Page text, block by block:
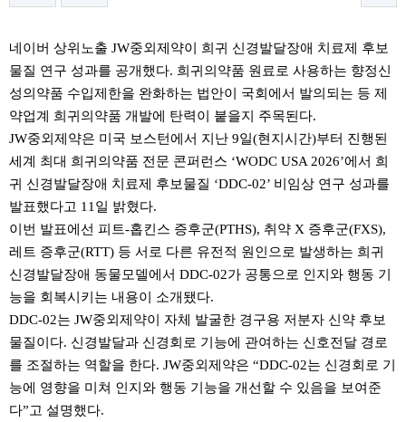
네이버 상위노출 JW중외제약이 희귀 신경발달장애 치료제 후보
물질 연구 성과를 공개했다. 희귀의약품 원료로 사용하는 향정신
성의약품 수입제한을 완화하는 법안이 국회에서 발의되는 등 제
약업계 희귀의약품 개발에 탄력이 붙을지 주목된다.
JW중외제약은 미국 보스턴에서 지난 9일(현지시간)부터 진행된
세계 최대 희귀의약품 전문 콘퍼런스 ‘WODC USA 2026’에서 희
귀 신경발달장애 치료제 후보물질 ‘DDC-02’ 비임상 연구 성과를
발표했다고 11일 밝혔다.
이번 발표에선 피트-홉킨스 증후군(PTHS), 취약 X 증후군(FXS),
레트 증후군(RTT) 등 서로 다른 유전적 원인으로 발생하는 희귀
신경발달장애 동물모델에서 DDC-02가 공통으로 인지와 행동 기
능을 회복시키는 내용이 소개됐다.
DDC-02는 JW중외제약이 자체 발굴한 경구용 저분자 신약 후보
물질이다. 신경발달과 신경회로 기능에 관여하는 신호전달 경로
를 조절하는 역할을 한다. JW중외제약은 “DDC-02는 신경회로 기
능에 영향을 미쳐 인지와 행동 기능을 개선할 수 있음을 보여준
다”고 설명했다.